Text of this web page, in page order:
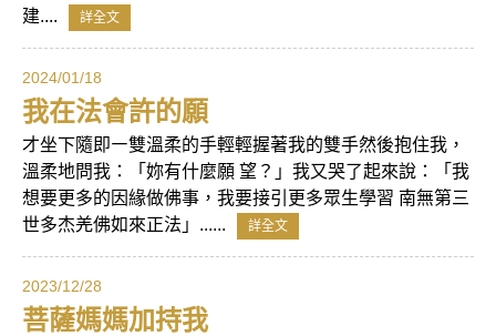
建....
詳全文
2024/01/18
我在法會許的願
才坐下隨即㇐雙溫柔的手輕輕握著我的雙手然後抱住我，
溫柔地問我：「妳有什麼願 望？」我又哭了起來說：「我
想要更多的因緣做佛事，我要接引更多眾生學習 南無第三
世多杰羌佛如來正法」......
詳全文
2023/12/28
菩薩媽媽加持我